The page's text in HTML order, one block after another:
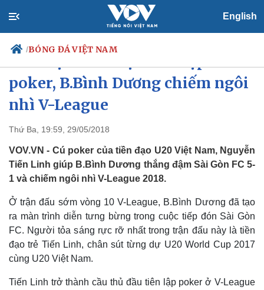
English
/BÓNG ĐÁ VIỆT NAM
Chính trị
Đảng
Quốc hội
Nhận diện sự thật
Giáo dục
Dấu ấn VOV
Việc làm
poker, B.Bình Dương chiếm ngôi
nhì V-League
Thứ Ba, 19:59, 29/05/2018
VOV.VN - Cú poker của tiền đạo U20 Việt Nam, Nguyễn
Tiến Linh giúp B.Bình Dương thắng đậm Sài Gòn FC 5-
1 và chiếm ngôi nhì V-League 2018.
Ở trận đấu sớm vòng 10 V-League, B.Bình Dương đã tạo
ra màn trình diễn tưng bừng trong cuộc tiếp đón Sài Gòn
FC. Người tỏa sáng rực rỡ nhất trong trận đấu này là tiền
đạo trẻ Tiến Linh, chân sút từng dự U20 World Cup 2017
cùng U20 Việt Nam.
Tiến Linh trở thành cầu thủ đầu tiên lập poker ở V-League